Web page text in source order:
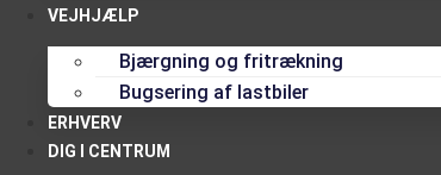
VEJHJÆLP
Bjærgning og fritrækning
Bugsering af lastbiler
ERHVERV
DIG I CENTRUM